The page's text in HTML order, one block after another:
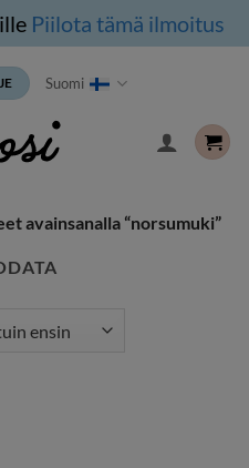
Piilota tämä ilmoitus
Suomi
avainsanalla “norsumuki”